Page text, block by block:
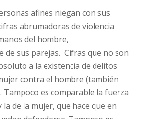
afines niegan con sus
abrumadoras de violencia
del hombre,
de sus parejas. Cifras que no son
a la existencia de delitos
contra el hombre (también
Tampoco es comparable la fuerza
de la mujer, que hace que en